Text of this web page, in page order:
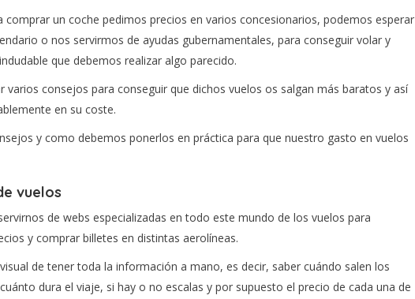
comprar un coche pedimos precios en varios concesionarios, podemos esperar
o nos servirmos de ayudas gubernamentales, para conseguir volar y
que debemos realizar algo parecido.
consejos para conseguir que dichos vuelos os salgan más baratos y así
en su coste.
y como debemos ponerlos en práctica para que nuestro gasto en vuelos
vuelos
de webs especializadas en todo este mundo de los vuelos para
y comprar billetes en distintas aerolíneas.
de tener toda la información a mano, es decir, saber cuándo salen los
dura el viaje, si hay o no escalas y por supuesto el precio de cada una de